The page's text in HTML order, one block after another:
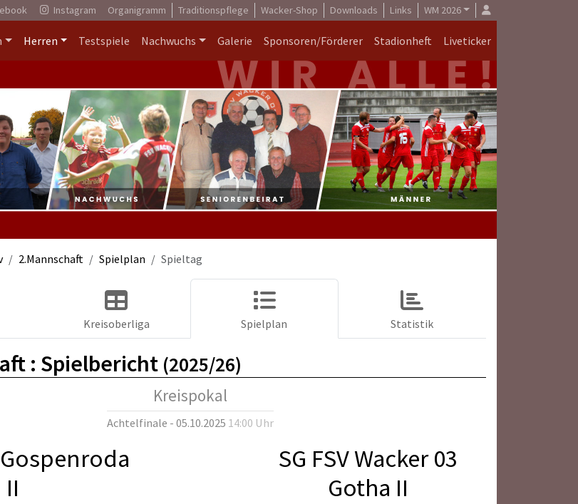
Instagram Organigramm Traditionspflege Wacker-Shop Downloads Links WM 2026
Herren Testspiele Nachwuchs Galerie Sponsoren/Förderer Stadionheft Liveticker
2.Mannschaft Spielplan Spieltag
Kreisoberliga Spielplan Statistik
: Spielbericht (2025/26)
Kreispokal
Achtelfinale - 05.10.2025 14:00 Uhr
Gospenroda
II
SG FSV Wacker 03
Gotha II